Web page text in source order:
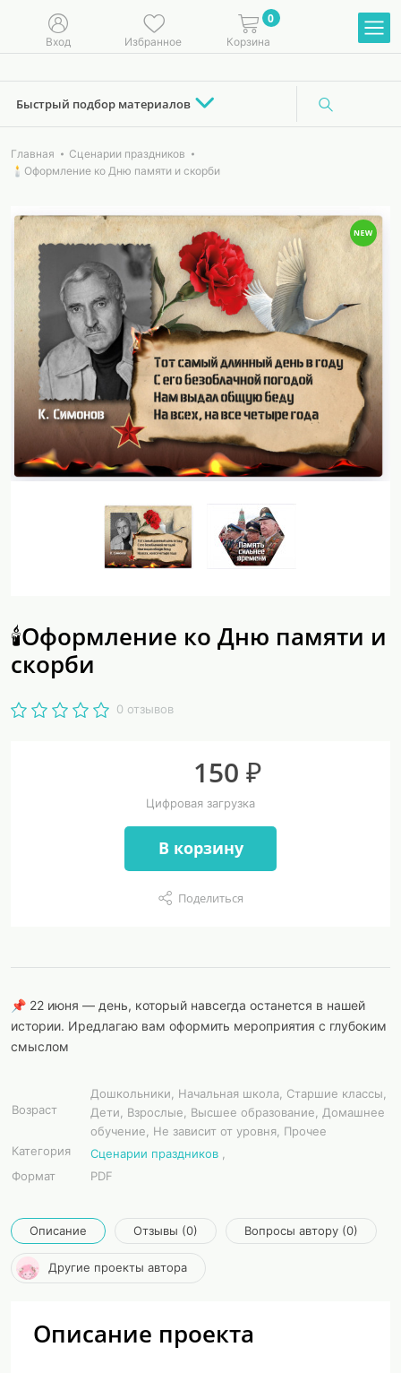
Вход Избранное
0
Корзина
Быстрый подбор материалов
Главная
Сценарии праздников
🕯Оформление ко Дню памяти и скорби
🕯Оформление ко Дню памяти и
скорби
0 отзывов
150 ₽
Цифровая загрузка
В корзину
Поделиться
📌 22 июня — день, который навсегда останется в нашей
истории. Иредлагаю вам оформить мероприятия с глубоким
смыслом
Возраст
Дошкольники, Начальная школа, Старшие классы,
Дети, Взрослые, Высшее образование, Домашнее
обучение, Не зависит от уровня, Прочее
Категория
Сценарии праздников
Формат
PDF
Описание Отзывы (0) Вопросы автору (0)
Другие проекты автора
Описание проекта